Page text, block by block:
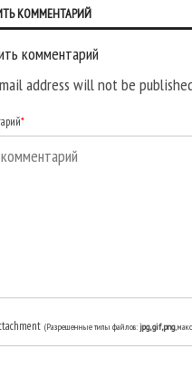
КОММЕНТАРИЙ
комментарий
address will not be
*
(Разрешенные типы файлов:jpg, gif, png,